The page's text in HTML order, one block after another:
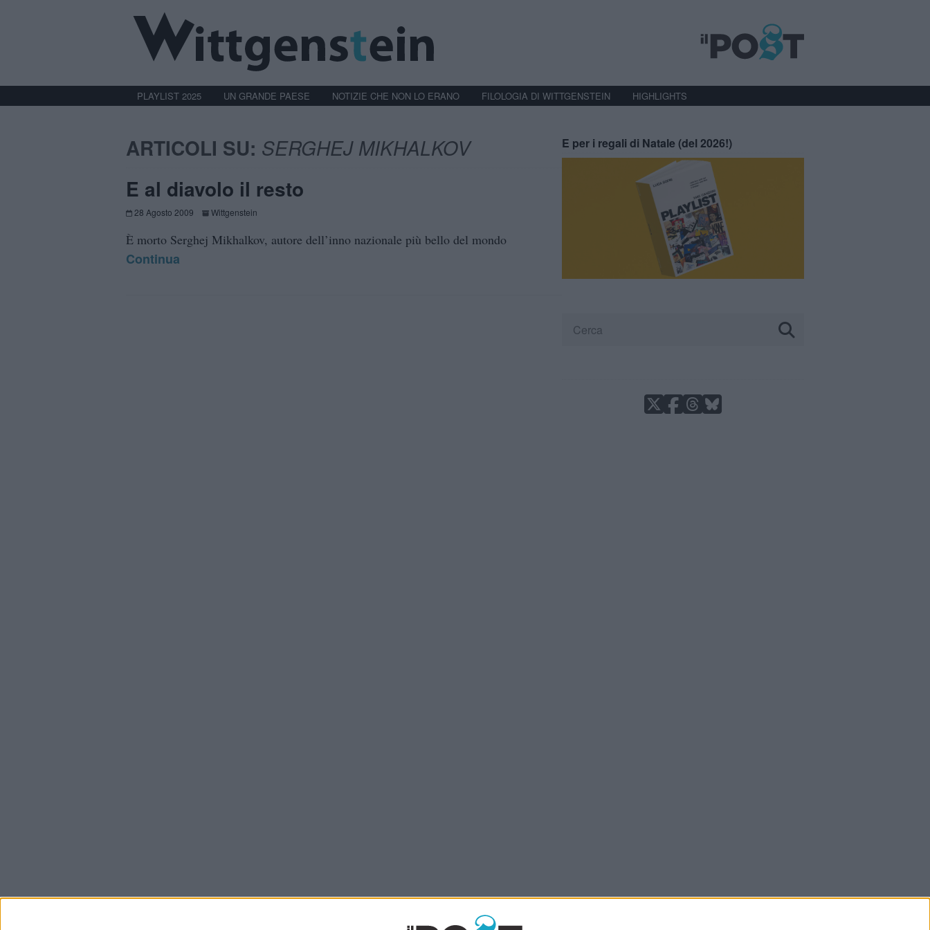
PLAYLIST 2025 UN GRANDE PAESE NOTIZIE CHE NON LO ERANO FILOLOGIA DI WITTGENSTEIN HIGHLIGHTS
ARTICOLI SU: SERGHEJ MIKHALKOV
E al diavolo il resto
28 Agosto 2009 Wittgenstein
È morto Serghej Mikhalkov, autore dell’inno nazionale più bello del mondo
Continua
E per i regali di Natale (del 2026!)